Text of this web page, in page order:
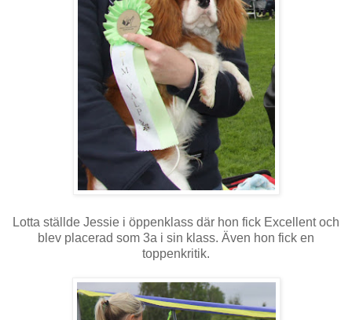
Lotta ställde Jessie i öppenklass där hon fick Excellent och
blev placerad som 3a i sin klass. Även hon fick en
toppenkritik.